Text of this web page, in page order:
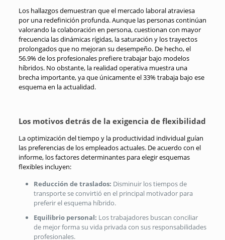
Los hallazgos demuestran que el mercado laboral atraviesa
por una redefinición profunda. Aunque las personas continúan
valorando la colaboración en persona, cuestionan con mayor
frecuencia las dinámicas rígidas, la saturación y los trayectos
prolongados que no mejoran su desempeño. De hecho, el
56.9% de los profesionales prefiere trabajar bajo modelos
híbridos. No obstante, la realidad operativa muestra una
brecha importante, ya que únicamente el 33% trabaja bajo ese
esquema en la actualidad.
Los motivos detrás de la exigencia de flexibilidad
La optimización del tiempo y la productividad individual guían
las preferencias de los empleados actuales. De acuerdo con el
informe, los factores determinantes para elegir esquemas
flexibles incluyen:
Reducción de traslados: Disminuir los tiempos de
transporte se convirtió en el principal motivador para
preferir el esquema híbrido.
Equilibrio personal: Los trabajadores buscan conciliar
de mejor forma su vida privada con sus responsabilidades
profesionales.